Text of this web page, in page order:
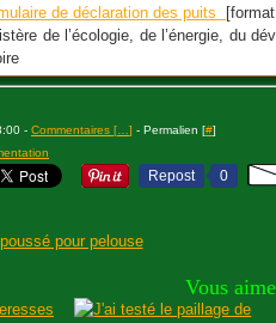
de déclaration des puits
de l’écologie, de l’énergie, du
- Commentaires [ ] - Permalien [#]
Repost 0
pour pelouse
Vous